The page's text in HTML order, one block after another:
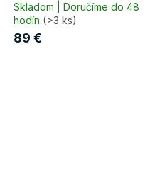
Skladom | Doručíme do 48
hodín (>3 ks)
89 €